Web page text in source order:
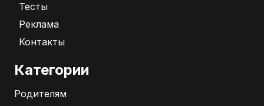
Тесты
Реклама
Контакты
Категории
Родителям